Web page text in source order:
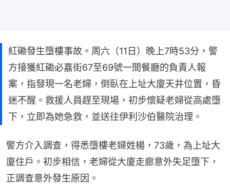
紅磡發生墮樓事故。周六（11日）晚上7時53分，警
方接獲紅磡必嘉街67至69號一間餐廳的負責人報
案，指發現一名老婦，倒臥在上址大廈天井位置，昏
迷不醒。救援人員趕至現場，初步懷疑老婦從高處墮
下，立即為她急救，並送往伊利沙伯醫院治理。
警方介入調查，得悉墮樓老婦姓楊，73歲，為上址大
廈住戶。初步相信，老婦從大廈走廊意外失足墮下，
正調查意外發生原因。